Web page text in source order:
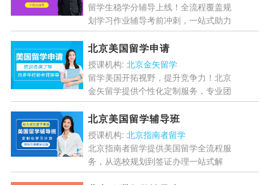
留学生稳学分辅导上线！全流程覆盖规
划学习作业辅导考前冲刺，一站式助力
轻松提分稳成绩。...[详情]
北京美国留学申请
授课机构: 北京金矢留学
留学美国开拓视野，提升竞争力！北京
金矢留学提供个性化定制服务，专业团
队全程指导申请流程，助你圆梦常青
藤。美国教育质量全球领先，学分制灵
活，多元文化体验，职业...
北京美国留学辅导班
授课机构: 北京指南者留学
北京指南者留学提供美国留学全流程服
务，从选校规划到签证办理一站式解
决。专业团队申请方案，300+导师助